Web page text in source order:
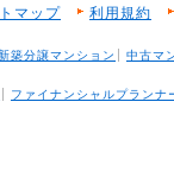
マップ 利用規約
築分譲マンション 中古マ
ファイナンシャルプランナ